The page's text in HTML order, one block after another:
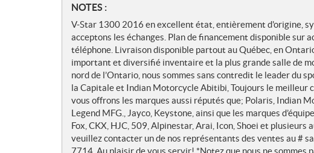
N
o
t
e
s
NOTES :
V-Star 1300 2016 en excellent état, entièrement d'origine,
acceptons les échanges. Plan de financement disponible sur
téléphone. Livraison disponible partout au Québec, en
important et diversifié inventaire et la plus grande salle de
nord de l’Ontario, nous sommes sans contredit le leader du
la Capitale et Indian Motorcycle Abitibi, Toujours le meilleur
vous offrons les marques aussi réputés que; Polaris, Indian
Legend MFG., Jayco, Keystone, ainsi que les marques
Fox, CKX, HJC, 509, Alpinestar, Arai, Icon, Shoei et
veuillez contacter un de nos représentants des ventes au #